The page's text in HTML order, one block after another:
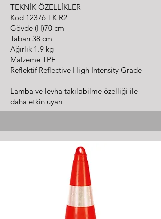
TEKNİK ÖZELLİKLER
Kod 12376 TK R2
Gövde (H)70 cm
Taban 38 cm
Ağırlık 1.9 kg
Malzeme TPE
Reflektif Reflective High Intensity Grade
Lamba ve levha takılabilme özelliği ile
daha etkin uyarı